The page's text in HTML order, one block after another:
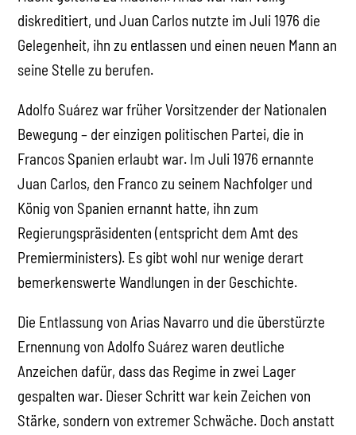
diskreditiert, und Juan Carlos nutzte im Juli 1976 die
Gelegenheit, ihn zu entlassen und einen neuen Mann an
seine Stelle zu berufen.
Adolfo Suárez war früher Vorsitzender der Nationalen
Bewegung – der einzigen politischen Partei, die in
Francos Spanien erlaubt war. Im Juli 1976 ernannte
Juan Carlos, den Franco zu seinem Nachfolger und
König von Spanien ernannt hatte, ihn zum
Regierungspräsidenten (entspricht dem Amt des
Premierministers). Es gibt wohl nur wenige derart
bemerkenswerte Wandlungen in der Geschichte.
Die Entlassung von Arias Navarro und die überstürzte
Ernennung von Adolfo Suárez waren deutliche
Anzeichen dafür, dass das Regime in zwei Lager
gespalten war. Dieser Schritt war kein Zeichen von
Stärke, sondern von extremer Schwäche. Doch anstatt